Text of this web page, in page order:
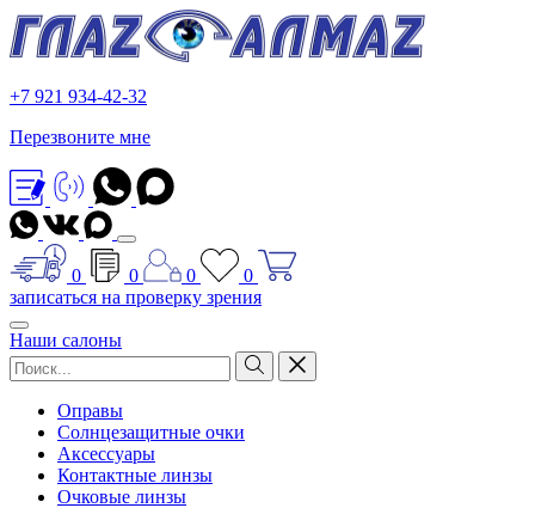
+7 921 934-42-32
Перезвоните мне
0 0 0
0
записаться на проверку зрения
Наши салоны
Оправы
Солнцезащитные очки
Аксессуары
Контактные линзы
Очковые линзы